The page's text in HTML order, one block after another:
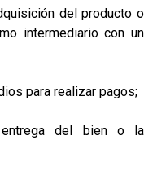
del producto o
intermediario con un
para realizar pagos;
del bien o la